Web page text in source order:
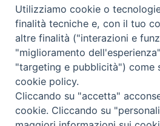
Scrivici
Copyright © 2019 -
Trentina Editrice
Utilizziamo cookie o
finalità tecniche e, con il tuo
altre finalità ("interazioni e
"miglioramento
"targeting e pubblicità") come
cookie policy.
Cliccando su "accetta"
cookie. Cliccando su